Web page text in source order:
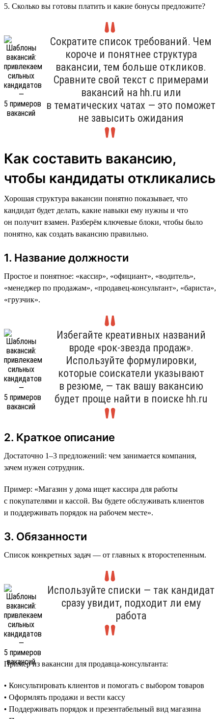
5. Сколько вы готовы платить и какие бонусы предложите?
Сократите список требований. Чем
короче и понятнее структура
вакансии, тем больше откликов.
Сравните свой текст с примерами
вакансий на hh.ru или
в тематических чатах — это поможет
не завысить ожидания
Как составить вакансию,
чтобы кандидаты откликались
Хорошая структура вакансии понятно показывает, что
кандидат будет делать, какие навыки ему нужны и что
он получит взамен. Разберём ключевые блоки, чтобы было
понятно, как создать вакансию правильно.
1. Название должности
Простое и понятное: «кассир», «официант», «водитель»,
«менеджер по продажам», «продавец-консультант», «бариста»,
«грузчик».
Избегайте креативных названий
вроде «рок-звезда продаж».
Используйте формулировки,
которые соискатели указывают
в резюме, — так вашу вакансию
будет проще найти в поиске hh.ru
2. Краткое описание
Достаточно 1–3 предложений: чем занимается компания,
зачем нужен сотрудник.
Пример: «Магазин у дома ищет кассира для работы
с покупателями и кассой. Вы будете обслуживать клиентов
и поддерживать порядок на рабочем месте».
3. Обязанности
Список конкретных задач — от главных к второстепенным.
Используйте списки — так кандидат
сразу увидит, подходит ли ему
работа
Пример из вакансии для продавца-консультанта:
• Консультировать клиентов и помогать с выбором товаров
• Оформлять продажи и вести кассу
• Поддерживать порядок и презентабельный вид магазина